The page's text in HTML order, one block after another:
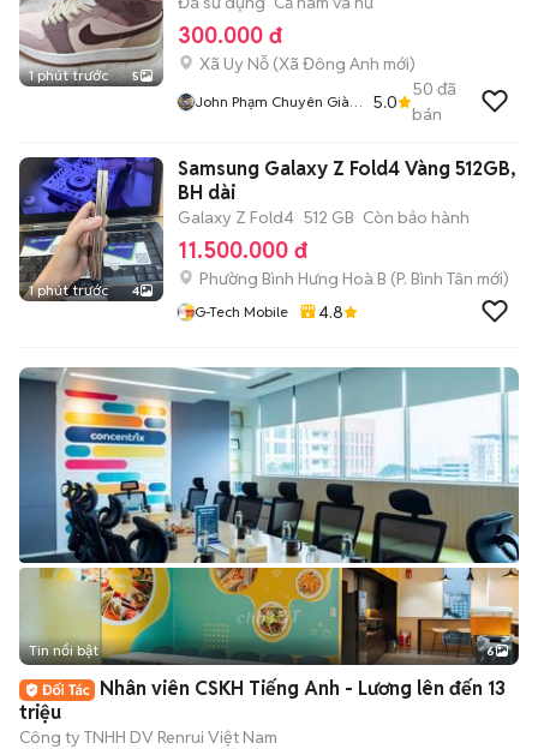
1 phút trước 5
300.000 đ
Xã Uy Nỗ (Xã Đông Anh mới)
John Phạm Chuyên Giày
5.0
50 đã
bán
1 phút trước 4
Samsung Galaxy Z Fold4 Vàng 512GB,
BH dài
Galaxy Z Fold4 512 GB Còn bảo hành
11.500.000 đ
Phường Bình Hưng Hoà B (P. Bình Tân mới)
G-Tech Mobile 4.8
+2
Tin nổi bật 6
Nhân viên CSKH Tiếng Anh - Lương lên đến 13
triệu
Công ty TNHH DV Renrui Việt Nam